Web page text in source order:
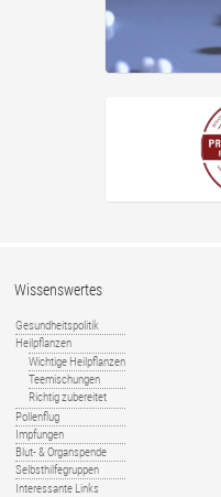
Wissenswertes
Gesundheitspolitik
Heilpflanzen
Wichtige Heilpflanzen
Teemischungen
Richtig zubereitet
Pollenflug
Impfungen
Blut- & Organspende
Selbsthilfegruppen
Interessante Links